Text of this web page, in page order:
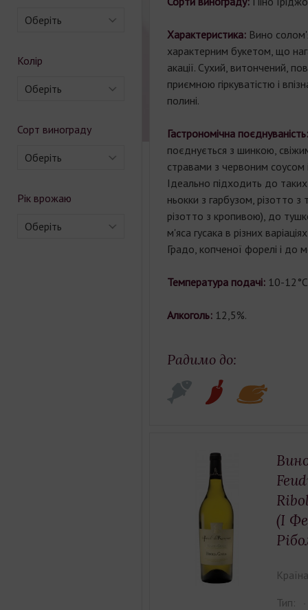
Оберіть
Колір
Оберіть
Сорт винограду
Оберіть
Рік врожаю
Оберіть
Характеристика: Вино
характерним букетом, що
акації. Сухий, витончений,
приємною гіркуватістю і
полині.
Гастрономічна
поєднується з шинкою,
стравами з червоним соусом
Ідеально підходить до
ньокки з гарбузом, різотто
різотто з кропивою), до
м'яса гусака в різних
Градо, копченої форелі і до
Температура подачі: 10-
Алкоголь: 12,5%.
Радимо до:
(І
Тип: